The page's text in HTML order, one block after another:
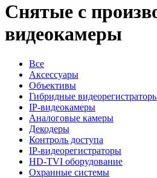
Снятые с
видеокамеры
Все
Аксессуары
Объективы
Гибридные
IP-видеокамеры
Аналоговые камеры
Декодеры
Контроль доступа
IP-видеорегистраторы
HD-TVI оборудование
Охранные системы